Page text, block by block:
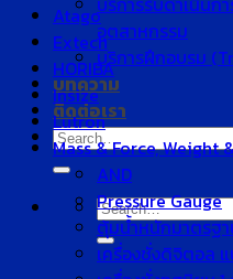
อุตสาหกรรม
บริการฝึกอบรม
บทความ
ติดต่อเรา
Search
for:
Search
for:
Atago
Extech
HORIBA
Insize
Lutron
Mass & Force, Weight
AND
Pressure Gauge
ตุ้มน้ำหนักมาตรฐ
เครื่องชั่งดิจิตอล